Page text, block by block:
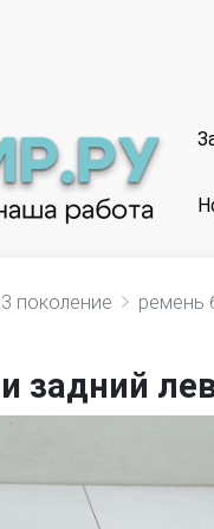
3 поколение
ремень
задний